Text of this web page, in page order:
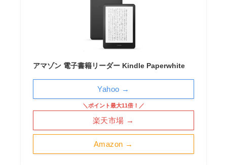
アマゾン 電子書籍リーダー Kindle Paperwhite
Amazon →
＼ポイント最大11倍！／
楽天市場 →
Yahoo →